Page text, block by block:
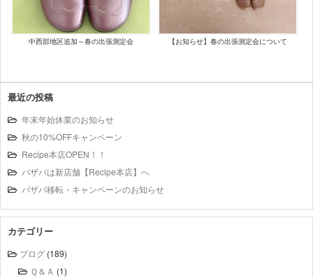
中西部地区追加～春の出張測定会 【お知らせ】春の出張測定会について
最近の投稿
年末年始休業のお知らせ
秋の10%OFFキャンペーン
Recipe本店OPEN！！
パザパは新店舗【Recipe本店】へ
パザパ移転・キャンペーンのお知らせ
カテゴリー
ブログ (189)
Ｑ＆Ａ (1)